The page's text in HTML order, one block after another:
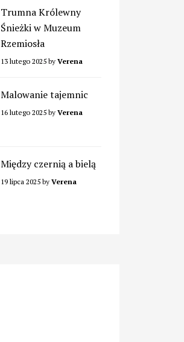
Trumna Królewny
Śnieżki w Muzeum
Rzemiosła
13 lutego 2025by Verena
Malowanie tajemnic
16 lutego 2025by Verena
Między czernią a bielą
19 lipca 2025by Verena